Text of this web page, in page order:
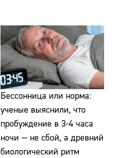
Бессонница или норма:
ученые выяснили, что
пробуждение в 3-4 часа
ночи — не сбой, а древний
биологический ритм